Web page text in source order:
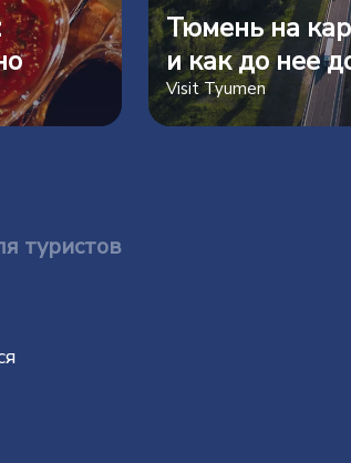
Тюмень на
и как до нее
Visit Tyumen
туристов